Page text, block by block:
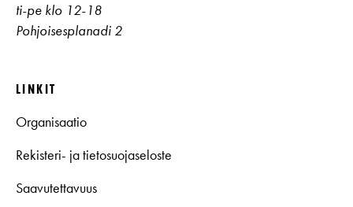
ti-pe klo 12-18
Pohjoisesplanadi 2
LINKIT
Organisaatio
Rekisteri- ja tietosuojaseloste
Saavutettavuus